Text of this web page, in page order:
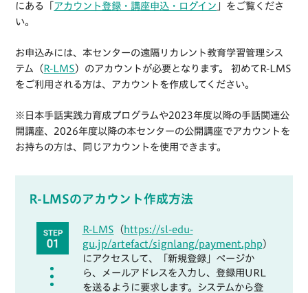
にある「 アカウント登録・講座申込・ログイン 」をご覧くださ
い。
お申込みには、本センターの遠隔リカレント教育学習管理シス
テム（ R-LMS）のアカウントが必要となります。 初めてR-LMS
をご利用される方は、アカウントを作成してください。
※日本手話実践力育成プログラムや2023年度以降の手話関連公
開講座、2026年度以降の本センターの公開講座でアカウントを
お持ちの方は、同じアカウントを使用できます。
R-LMSのアカウント作成方法
R-LMS （https://sl-edu-
gu.jp/artefact/signlang/payment.php）
にアクセスして、「新規登録」ページか
ら、メールアドレスを入力し、登録用URL
を送るように要求します。システムから登